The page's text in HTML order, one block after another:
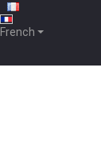
French